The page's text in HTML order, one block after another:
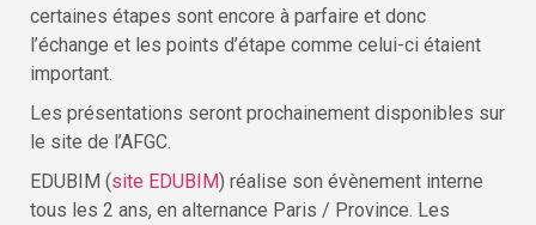
certaines étapes sont encore à parfaire et donc
l’échange et les points d’étape comme celui-ci étaient
important.
Les présentations seront prochainement disponibles sur
le site de l’AFGC.
EDUBIM (site EDUBIM) réalise son évènement interne
tous les 2 ans, en alternance Paris / Province. Les